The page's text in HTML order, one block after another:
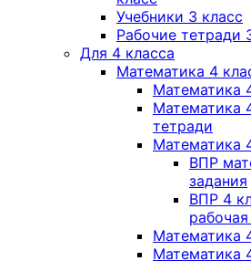
Учебники 3 класс
Рабочие тетради
Для 4 класса
Математика 4
Математика
Математика
тетради
Математика
ВПР
задания
ВПР 4
Математика
Математика